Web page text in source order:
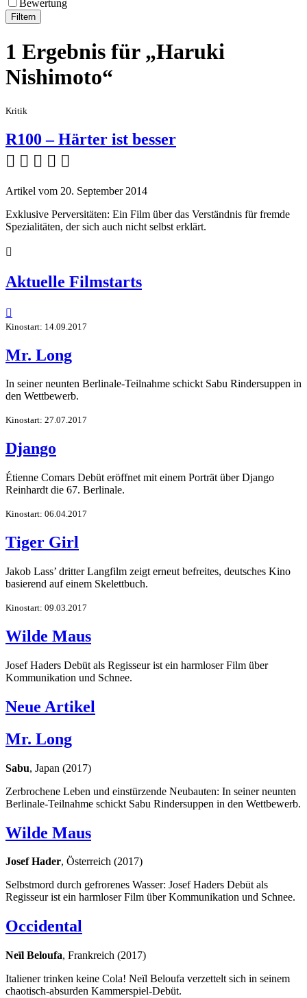
Bewertung
Filtern
1 Ergebnis für „Haruki
Nishimoto“
Kritik
R100 – Härter ist besser
    
Artikel vom 20. September 2014
Exklusive Perversitäten: Ein Film über das Verständnis für fremde
Spezialitäten, der sich auch nicht selbst erklärt.

Aktuelle Filmstarts

Kinostart: 14.09.2017
Mr. Long
In seiner neunten Berlinale-Teilnahme schickt Sabu Rindersuppen in
den Wettbewerb.
Kinostart: 27.07.2017
Django
Étienne Comars Debüt eröffnet mit einem Porträt über Django
Reinhardt die 67. Berlinale.
Kinostart: 06.04.2017
Tiger Girl
Jakob Lass’ dritter Langfilm zeigt erneut befreites, deutsches Kino
basierend auf einem Skelettbuch.
Kinostart: 09.03.2017
Wilde Maus
Josef Haders Debüt als Regisseur ist ein harmloser Film über
Kommunikation und Schnee.
Neue Artikel
Mr. Long
Sabu, Japan (2017)
Zerbrochene Leben und einstürzende Neubauten: In seiner neunten
Berlinale-Teilnahme schickt Sabu Rindersuppen in den Wettbewerb.
Wilde Maus
Josef Hader, Österreich (2017)
Selbstmord durch gefrorenes Wasser: Josef Haders Debüt als
Regisseur ist ein harmloser Film über Kommunikation und Schnee.
Occidental
Neïl Beloufa, Frankreich (2017)
Italiener trinken keine Cola! Neïl Beloufa verzettelt sich in seinem
chaotisch-absurden Kammerspiel-Debüt.